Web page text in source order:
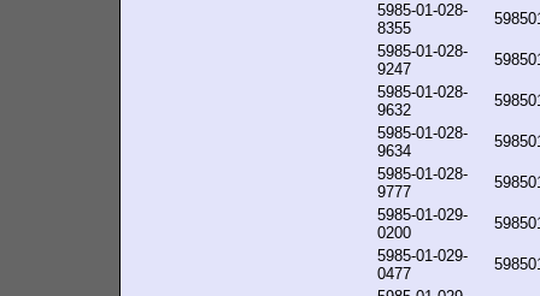
5985-01-028-
8355
5985-01-028-
9247
5985-01-028-
9632
5985-01-028-
9634
5985-01-028-
9777
5985-01-029-
0200
5985-01-029-
0477